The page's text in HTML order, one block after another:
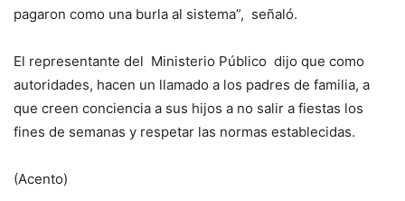
pagaron como una burla al sistema”, señaló.
El representante del Ministerio Público dijo que como
autoridades, hacen un llamado a los padres de familia, a
que creen conciencia a sus hijos a no salir a fiestas los
fines de semanas y respetar las normas establecidas.
(Acento)